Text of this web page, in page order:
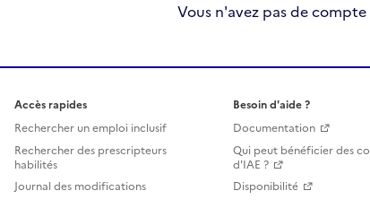
Vous n'avez pas de compte
Accès rapides
Rechercher un emploi inclusif
Rechercher des prescripteurs
habilités
Journal des modifications
Besoin d'aide ?
Documentation
Qui peut bénéficier des
d'IAE ?
Disponibilité